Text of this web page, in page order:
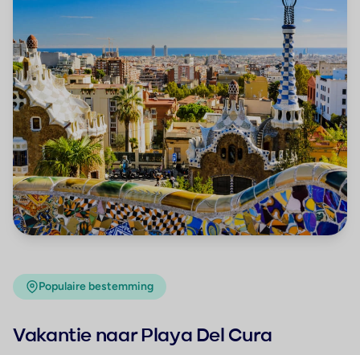
Populaire bestemming
Vakantie naar Playa Del Cura